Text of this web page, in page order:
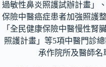
過敏性鼻炎照護試辦計畫」
保險中醫癌症患者加強照護
「全民健康保險中醫慢性腎
照護計畫」等5項中醫門診
承作院所及醫師名